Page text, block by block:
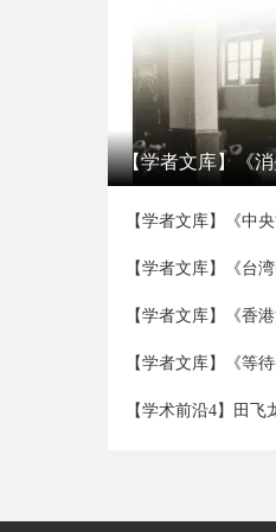
【学者文库】《
【学者文库】《中
【学者文库】《台
【学者文库】《香
【学者文库】《等
【学术前沿4】田